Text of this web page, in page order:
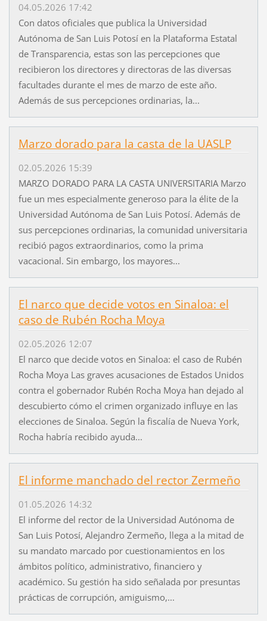
04.05.2026 17:42
Con datos oficiales que publica la Universidad
Autónoma de San Luis Potosí en la Plataforma Estatal
de Transparencia, estas son las percepciones que
recibieron los directores y directoras de las diversas
facultades durante el mes de marzo de este año.
Además de sus percepciones ordinarias, la...
Marzo dorado para la casta de la UASLP
02.05.2026 15:39
MARZO DORADO PARA LA CASTA UNIVERSITARIA Marzo
fue un mes especialmente generoso para la élite de la
Universidad Autónoma de San Luis Potosí. Además de
sus percepciones ordinarias, la comunidad universitaria
recibió pagos extraordinarios, como la prima
vacacional. Sin embargo, los mayores...
El narco que decide votos en Sinaloa: el
caso de Rubén Rocha Moya
02.05.2026 12:07
El narco que decide votos en Sinaloa: el caso de Rubén
Rocha Moya Las graves acusaciones de Estados Unidos
contra el gobernador Rubén Rocha Moya han dejado al
descubierto cómo el crimen organizado influye en las
elecciones de Sinaloa. Según la fiscalía de Nueva York,
Rocha habría recibido ayuda...
El informe manchado del rector Zermeño
01.05.2026 14:32
El informe del rector de la Universidad Autónoma de
San Luis Potosí, Alejandro Zermeño, llega a la mitad de
su mandato marcado por cuestionamientos en los
ámbitos político, administrativo, financiero y
académico. Su gestión ha sido señalada por presuntas
prácticas de corrupción, amiguismo,...